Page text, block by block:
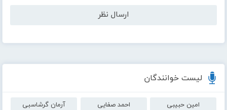
لیست خوانندگان
امین حبیبی احمد صفایی
آرمان گرشاسبی